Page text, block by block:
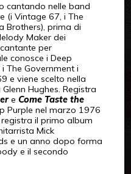
cantando nelle band
(i Vintage 67, i The
Brothers), prima di
Maker dei
per
conosce i Deep
The Government i
e viene scelto nella
Hughes. Registra
e Come Taste the
Purple nel marzo 1976
il primo album
Mick
e un anno dopo forma
e il secondo